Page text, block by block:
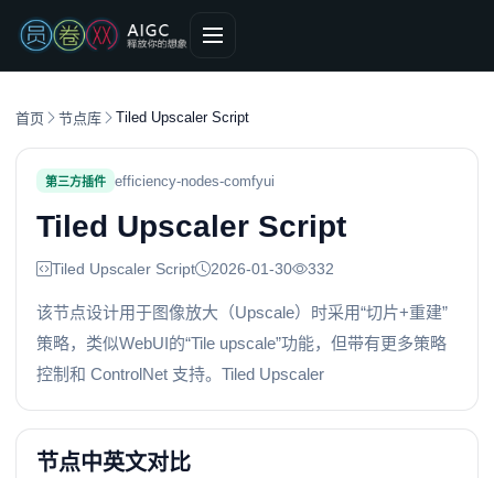
首页 节点库 Tiled Upscaler Script
第三方插件 efficiency-nodes-comfyui
Tiled Upscaler Script
Tiled Upscaler Script 2026-01-30 332
该节点设计用于图像放大（Upscale）时采用“切片+重建”
策略，类似WebUI的“Tile upscale”功能，但带有更多策略
控制和 ControlNet 支持。Tiled Upscaler
节点中英文对比